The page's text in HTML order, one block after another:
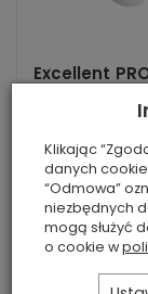
Excellent
Brak(0
Excellent
Power Dust
60W
Klikając
danych
“Odmowa”
niezbędnych
mogą służyć
o cookie w